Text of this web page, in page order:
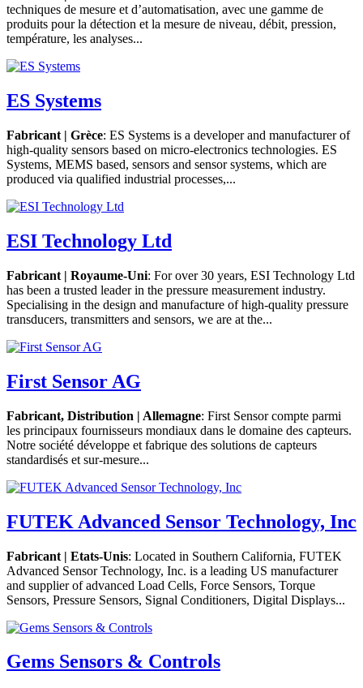
techniques de mesure et d’automatisation, avec une gamme de
produits pour la détection et la mesure de niveau, débit, pression,
température, les analyses...
ES Systems
Fabricant | Grèce: ES Systems is a developer and manufacturer of
high-quality sensors based on micro-electronics technologies. ES
Systems, MEMS based, sensors and sensor systems, which are
produced via qualified industrial processes,...
ESI Technology Ltd
Fabricant | Royaume-Uni: For over 30 years, ESI Technology Ltd
has been a trusted leader in the pressure measurement industry.
Specialising in the design and manufacture of high-quality pressure
transducers, transmitters and sensors, we are at the...
First Sensor AG
Fabricant, Distribution | Allemagne: First Sensor compte parmi
les principaux fournisseurs mondiaux dans le domaine des capteurs.
Notre société développe et fabrique des solutions de capteurs
standardisés et sur-mesure...
FUTEK Advanced Sensor Technology, Inc
Fabricant | Etats-Unis: Located in Southern California, FUTEK
Advanced Sensor Technology, Inc. is a leading US manufacturer
and supplier of advanced Load Cells, Force Sensors, Torque
Sensors, Pressure Sensors, Signal Conditioners, Digital Displays...
Gems Sensors & Controls